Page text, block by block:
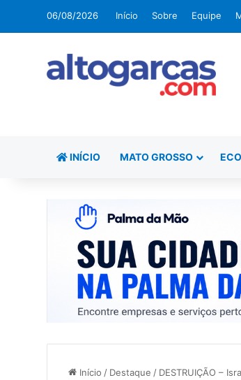
06/08/2026 Início Sobre Equipe
INÍCIO MATO GROSSO
Início / Destaque / DESTRUIÇÃO –